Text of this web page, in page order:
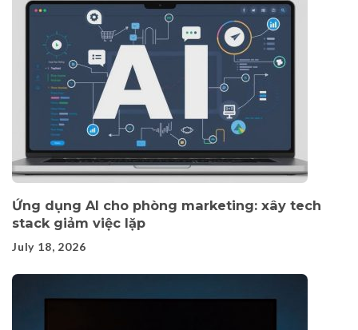
Ứng dụng AI cho phòng marketing: xây tech
stack giảm việc lặp
July 18, 2026